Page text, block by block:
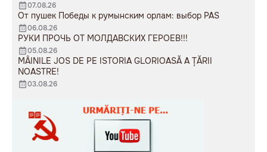
07.08.26
От пушек Победы к румынским орлам: выбор PAS
06.08.26
РУКИ ПРОЧЬ ОТ МОЛДАВСКИХ ГЕРОЕВ!!!
05.08.26
MÂINILE JOS DE PE ISTORIA GLORIOASĂ A ȚĂRII
NOASTRE!
03.08.26